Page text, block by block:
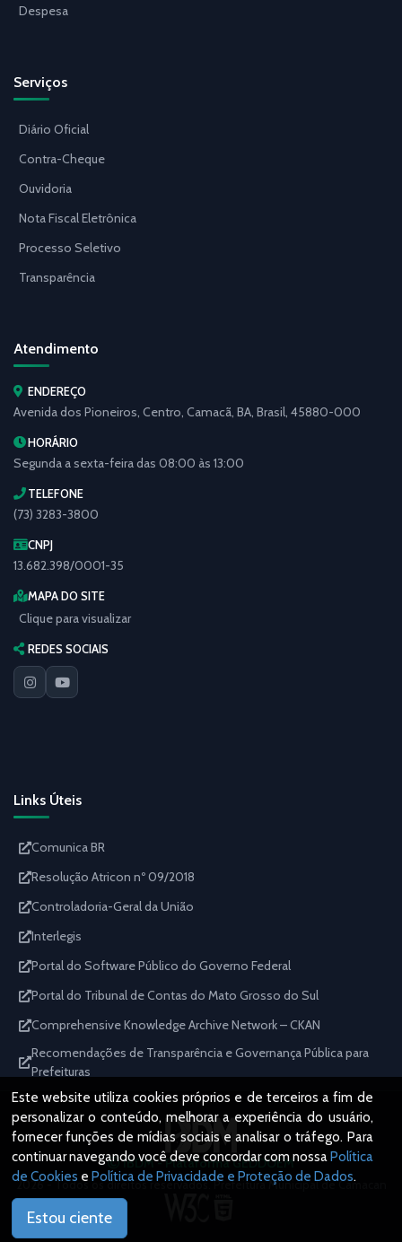
Despesa
Serviços
Diário Oficial
Contra-Cheque
Ouvidoria
Nota Fiscal Eletrônica
Processo Seletivo
Transparência
Atendimento
ENDEREÇO
Avenida dos Pioneiros, Centro, Camacã, BA, Brasil, 45880-000
HORÁRIO
Segunda a sexta-feira das 08:00 às 13:00
TELEFONE
(73) 3283-3800
CNPJ
13.682.398/0001-35
MAPA DO SITE
Clique para visualizar
REDES SOCIAIS
Links Úteis
Comunica BR
Resolução Atricon nº 09/2018
Controladoria-Geral da União
Interlegis
Portal do Software Público do Governo Federal
Portal do Tribunal de Contas do Mato Grosso do Sul
Comprehensive Knowledge Archive Network – CKAN
Recomendações de Transparência e Governança Pública para
Prefeituras
IBDM - Plataforma GEDDOEM
2026 - Todos os direitos reservados. Prefeitura Municipal de Camacan
Este website utiliza cookies próprios e de terceiros a fim de
personalizar o conteúdo, melhorar a experiência do usuário,
fornecer funções de mídias sociais e analisar o tráfego. Para
continuar navegando você deve concordar com nossaPolítica
de Cookies e Política de Privacidade e Proteção de Dados.
Estou ciente